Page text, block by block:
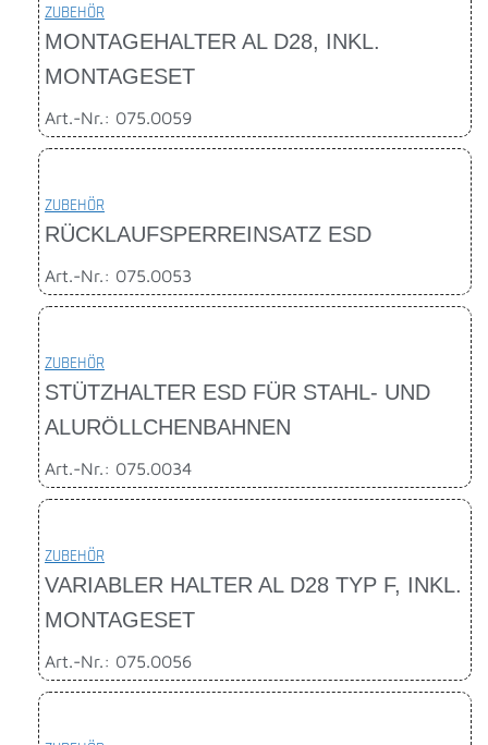
ZUBEHÖR
MONTAGEHALTER AL D28, INKL.
MONTAGESET
Art.-Nr.: 075.0059
ZUBEHÖR
RÜCKLAUFSPERREINSATZ ESD
Art.-Nr.: 075.0053
ZUBEHÖR
STÜTZHALTER ESD FÜR STAHL- UND
ALURÖLLCHENBAHNEN
Art.-Nr.: 075.0034
ZUBEHÖR
VARIABLER HALTER AL D28 TYP F, INKL.
MONTAGESET
Art.-Nr.: 075.0056